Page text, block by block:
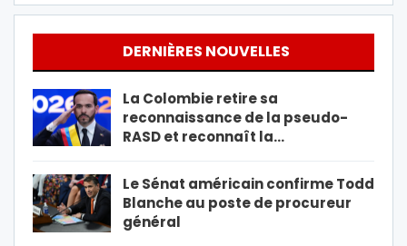
DERNIÈRES NOUVELLES
La Colombie retire sa
reconnaissance de la pseudo-
RASD et reconnaît la…
Le Sénat américain confirme Todd
Blanche au poste de procureur
général